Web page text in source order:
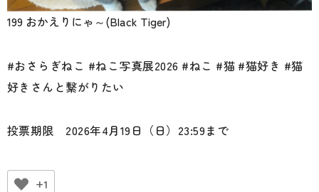
199 おかえりにゃ～(Black Tiger)
#おさらぎねこ #ねこ写真展2026 #ねこ #猫 #猫好き #猫
好きさんと繋がりたい
投票期限 2026年4月19日（日）23:59まで
+1